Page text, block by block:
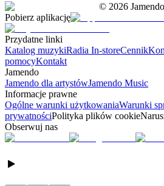
© 2026
Pobierz aplikację
Przydatne linki
Katalog muzykiRadia In-storeCennik
pomocyKontakt
Jamendo
Jamendo dla artystówJamendo Music
Informacje prawne
Ogólne warunki użytkowaniaWarunki
prywatnościPolityka plików cookie
Obserwuj nas